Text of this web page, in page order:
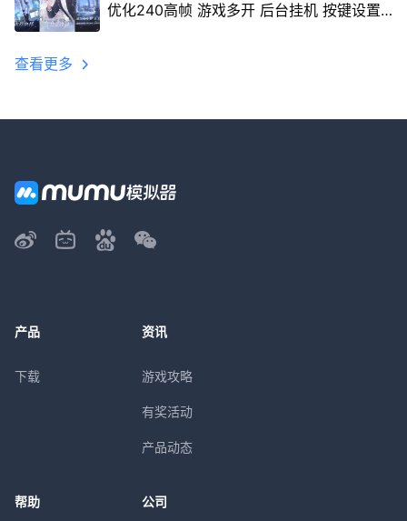
优化240高帧 游戏多开 后台挂机 按键设置
查看更多
产品
下载
资讯
游戏攻略
有奖活动
产品动态
帮助 公司